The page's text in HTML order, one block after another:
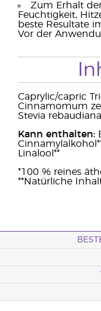
Zum Erhalt
Feuchtigkeit,
beste Resultate
Vor der
Caprylic/capric
Cinnamomum
Stevia
Kann enthalten:
Linalool**
*100 % reines
**Natürliche